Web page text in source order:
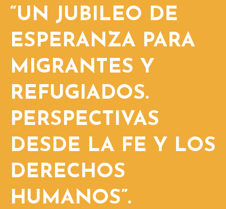
“UN JUBILEO DE
ESPERANZA PARA
MIGRANTES Y
REFUGIADOS.
PERSPECTIVAS
DESDE LA FE Y LOS
DERECHOS
HUMANOS”.